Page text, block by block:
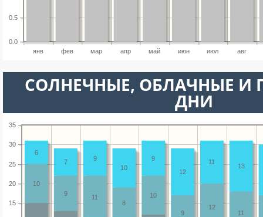
янв фев мар апр май июн июл авг
0.0
0.5
CОЛНЕЧНЫЕ, ОБЛАЧНЫЕ И
ДНИ
15
20
25
30
35
11
12
9
10
8
11
9
10
13
11
12
9
10
9
7
6